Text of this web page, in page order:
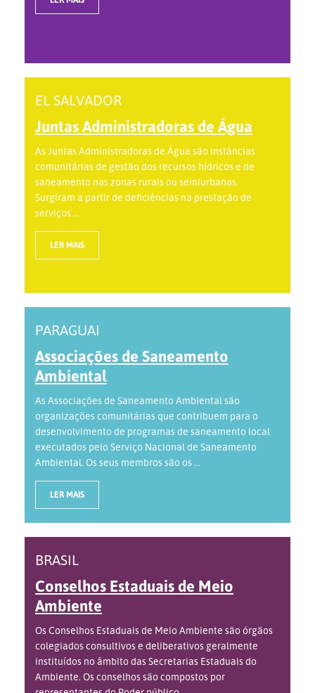
EL SALVADOR
Juntas Administradoras de Água
As Juntas Administradoras de Água são instâncias
comunitárias de gestão dos recursos hídricos e de
saneamento nas zonas rurais ou semiurbanas.
Surgiram a partir de deficiências na prestação de
serviços ...
LER MAIS
PARAGUAI
Associações de Saneamento
Ambiental
As Associações de Saneamento Ambiental são
organizações comunitárias que contribuem para o
desenvolvimento de programas de saneamento local
executados pelo Serviço Nacional de Saneamento
Ambiental. Os seus membros são os ...
LER MAIS
BRASIL
Conselhos Estaduais de Meio
Ambiente
Os Conselhos Estaduais de Meio Ambiente são órgãos
colegiados consultivos e deliberativos geralmente
instituídos no âmbito das Secretarias Estaduais do
Ambiente. Os conselhos são compostos por